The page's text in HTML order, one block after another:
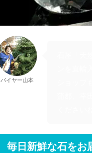
バイヤー山本
毎日新鮮な石をお